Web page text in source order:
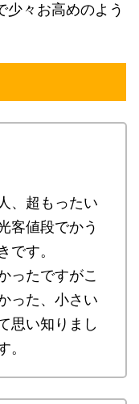
少々お高めのよう
、超もったい
客値段でかう
です。
ったですがこ
った、小さい
思い知りまし
。